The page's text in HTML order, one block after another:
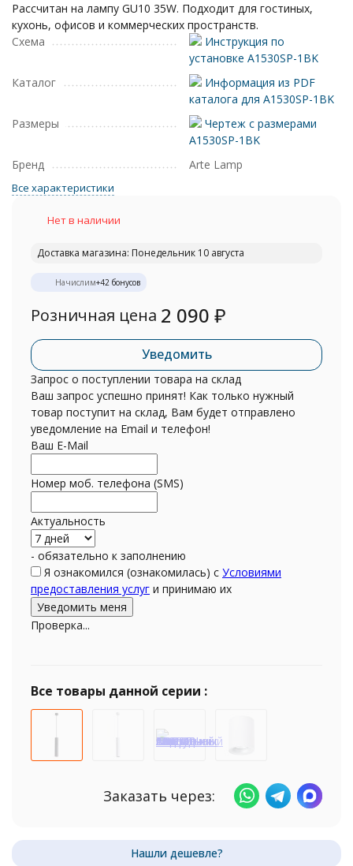
Рассчитан на лампу GU10 35W. Подходит для гостиных,
кухонь, офисов и коммерческих пространств.
Схема
Инструкция по
установке A1530SP-1BK
Каталог
Информация из PDF
каталога для A1530SP-1BK
Размеры
Чертеж с размерами
A1530SP-1BK
Бренд
Arte Lamp
Все характеристики
Нет в наличии
Доставка магазина: Понедельник 10 августа
Начислим+42 бонусов
Розничная цена 2 090 ₽
Уведомить
Запрос о поступлении товара на склад
Ваш запрос успешно принят! Как только нужный
товар поступит на склад, Вам будет отправлено
уведомление на Email и телефон!
Ваш E-Mail
Номер моб. телефона (SMS)
Актуальность
- обязательно к заполнению
Я ознакомился (ознакомилась) с Условиями
предоставления услуг и принимаю их
Проверка...
Все товары данной серии :
Заказать через: